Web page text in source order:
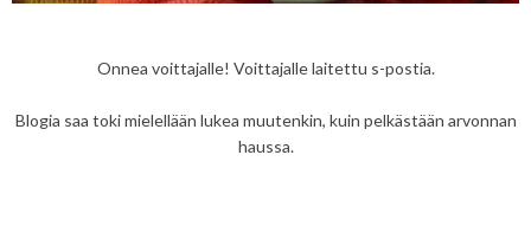
Onnea voittajalle! Voittajalle laitettu s-postia.
Blogia saa toki mielellään lukea muutenkin, kuin pelkästään arvonnan
haussa.